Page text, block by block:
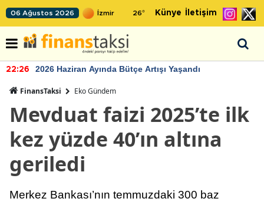
06 Ağustos 2026 26° Künye İletişim
22:26 2026 Haziran Ayında Bütçe Artışı Yaşandı
FinansTaksi Eko Gündem
Mevduat faizi 2025’te ilk
kez yüzde 40’ın altına
geriledi
Merkez Bankası’nın temmuzdaki 300 baz